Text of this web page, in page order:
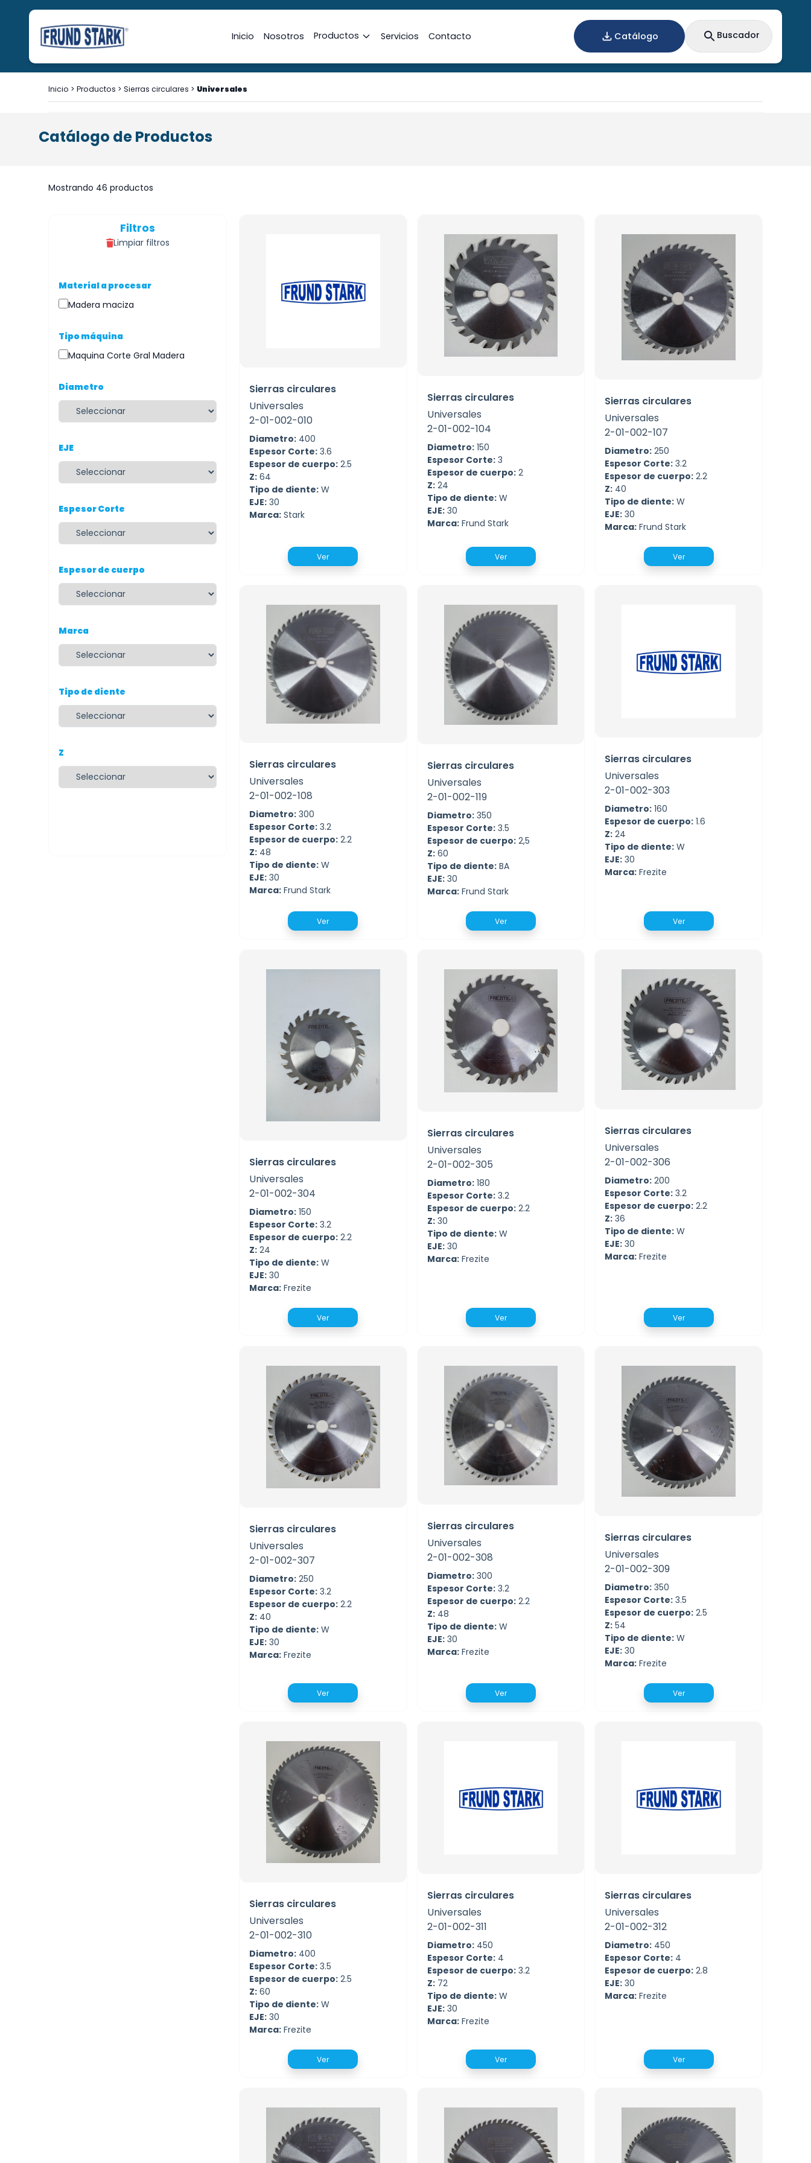
Inicio Nosotros Productos Servicios Contacto Catálogo Buscador
Inicio > Productos > Sierras circulares > Universales
Catálogo de Productos
Mostrando 46 productos
Filtros
Limpiar filtros
Material a procesar
Madera maciza
Tipo máquina
Maquina Corte Gral Madera
Diametro
EJE
Espesor Corte
Espesor de cuerpo
Marca
Tipo de diente
Z
Sierras circulares
Universales
2-01-002-010
Diametro: 400
Espesor Corte: 3.6
Espesor de cuerpo: 2.5
Z: 64
Tipo de diente: W
EJE: 30
Marca: Stark
Ver
Sierras circulares
Universales
2-01-002-104
Diametro:150
Espesor Corte:3
Espesor de cuerpo:2
Z:24
Tipo de diente:W
EJE:30
Marca:Frund Stark
Ver
Sierras circulares
Universales
2-01-002-107
Diametro: 250
Espesor Corte: 3.2
Espesor de cuerpo: 2.2
Z: 40
Tipo de diente: W
EJE: 30
Marca: Frund Stark
Ver
Sierras circulares
Universales
2-01-002-108
Diametro: 300
Espesor Corte: 3.2
Espesor de cuerpo: 2.2
Z: 48
Tipo de diente: W
EJE: 30
Marca: Frund Stark
Ver
Sierras circulares
Universales
2-01-002-119
Diametro:350
Espesor Corte:3.5
Espesor de cuerpo:2,5
Z:60
Tipo de diente:BA
EJE:30
Marca:Frund Stark
Ver
Sierras circulares
Universales
2-01-002-303
Diametro: 160
Espesor de cuerpo: 1.6
Z: 24
Tipo de diente: W
EJE: 30
Marca: Frezite
Ver
Sierras circulares
Universales
2-01-002-304
Diametro: 150
Espesor Corte: 3.2
Espesor de cuerpo: 2.2
Z: 24
Tipo de diente: W
EJE: 30
Marca: Frezite
Ver
Sierras circulares
Universales
2-01-002-305
Diametro:180
Espesor Corte:3.2
Espesor de cuerpo:2.2
Z:30
Tipo de diente:W
EJE:30
Marca:Frezite
Ver
Sierras circulares
Universales
2-01-002-306
Diametro: 200
Espesor Corte: 3.2
Espesor de cuerpo: 2.2
Z: 36
Tipo de diente: W
EJE: 30
Marca: Frezite
Ver
Sierras circulares
Universales
2-01-002-307
Diametro: 250
Espesor Corte: 3.2
Espesor de cuerpo: 2.2
Z: 40
Tipo de diente: W
EJE: 30
Marca: Frezite
Ver
Sierras circulares
Universales
2-01-002-308
Diametro:300
Espesor Corte:3.2
Espesor de cuerpo:2.2
Z:48
Tipo de diente:W
EJE:30
Marca:Frezite
Ver
Sierras circulares
Universales
2-01-002-309
Diametro: 350
Espesor Corte: 3.5
Espesor de cuerpo: 2.5
Z: 54
Tipo de diente: W
EJE: 30
Marca: Frezite
Ver
Sierras circulares
Universales
2-01-002-310
Diametro: 400
Espesor Corte: 3.5
Espesor de cuerpo: 2.5
Z: 60
Tipo de diente: W
EJE: 30
Marca: Frezite
Ver
Sierras circulares
Universales
2-01-002-311
Diametro:450
Espesor Corte:4
Espesor de cuerpo:3.2
Z:72
Tipo de diente:W
EJE:30
Marca:Frezite
Ver
Sierras circulares
Universales
2-01-002-312
Diametro: 450
Espesor Corte: 4
Espesor de cuerpo: 2.8
EJE: 30
Marca: Frezite
Ver